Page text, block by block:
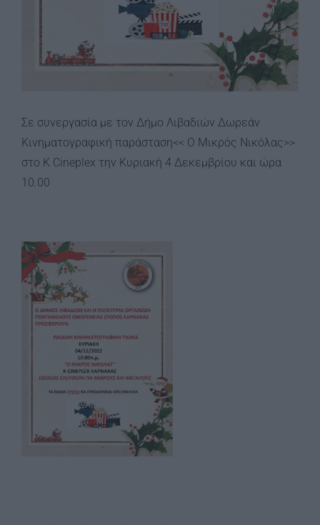
Σε συνεργασία με τον Δήμο Λιβαδιών Δωρεάν
Κινηματογραφική παράσταση<< Ο Μικρός Νικόλας>>
στο K Cineplex την Κυριακή 4 Δεκεμβρίου και ώρα
10.00